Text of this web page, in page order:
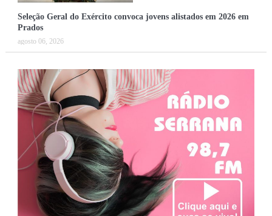
Seleção Geral do Exército convoca jovens alistados em 2026 em
Prados
agosto 06, 2026